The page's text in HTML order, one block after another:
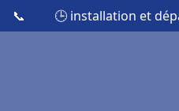
📞 🕒 installation et